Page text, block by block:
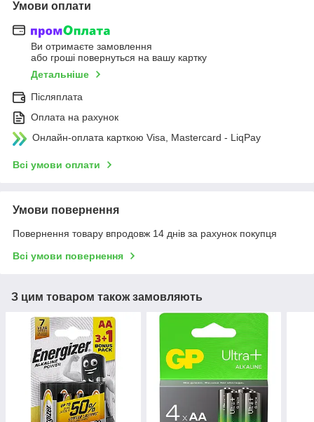
Умови оплати
Ви отримаєте замовлення
або гроші повернуться на вашу картку
Детальніше
Післяплата
Оплата на рахунок
Онлайн-оплата карткою Visa, Mastercard - LiqPay
Всі умови оплати
Умови повернення
Повернення товару впродовж 14 днів за рахунок покупця
Всі умови повернення
З цим товаром також замовляють